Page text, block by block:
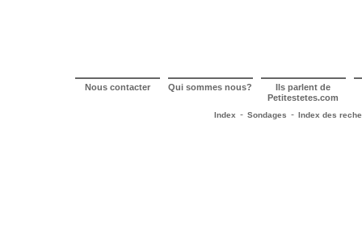
Nous contacter Qui sommes nous? Ils parlent de
Petitestetes.com
Index - Sondages - Index des